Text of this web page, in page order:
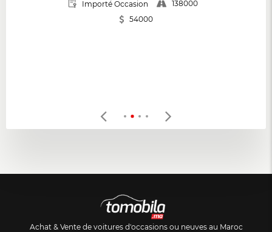
Importé Occasion
138000
54000
Achat & Vente de voitures d'occasions ou neuves au Maroc